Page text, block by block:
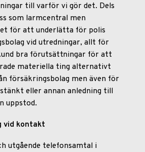
till varför vi gör det. Dels
som larmcentral men
för att underlätta för polis
vid utredningar, allt för
bra förutsättningar för att
materiella ting alternativt
försäkringsbolag men även för
eller annan anledning till
uppstod.
vid kontakt
utgående telefonsamtal i